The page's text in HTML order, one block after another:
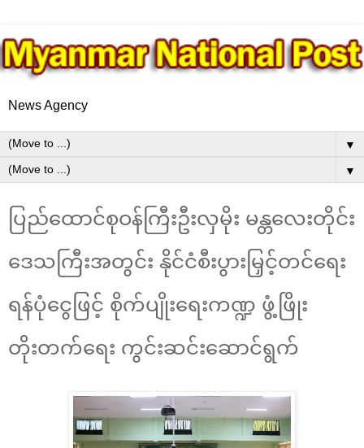
News Agency
▼
▼
ပြည်ထောင်စုဝန်ကြီးဦးလှမိုး မန္တလေးတိုင်း
ဒေသကြီးအတွင်း နိုင်ငံစီးပွားမြှင့်တင်ရေး
ရန်ပုံငွေဖြင့် စိုက်ပျိုးရေးကဏ္ဍ ဖွံ့ဖြိုး
တိုးတက်ရေး ကွင်းဆင်းဆောင်ရွက်